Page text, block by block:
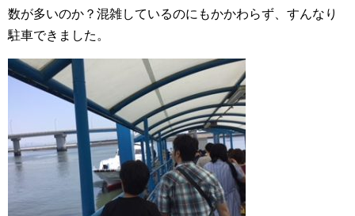
数が多いのか？混雑しているのにもかかわらず、すんなり
駐車できました。